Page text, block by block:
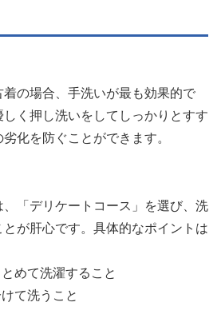
の場合、手洗いが最も効果的で
く押し洗いをしてしっかりとすす
化を防ぐことができます。
「デリケートコース」を選び、洗
が肝心です。具体的なポイントは
めて洗濯すること
て洗うこと